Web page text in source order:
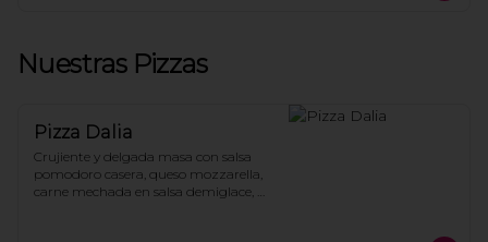
Nuestras Pizzas
Pizza Dalia
Crujiente y delgada masa con salsa
pomodoro casera, queso mozzarella,
carne mechada en salsa demiglace,